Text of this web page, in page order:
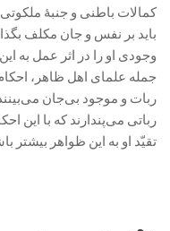
کمالات باطنی و جنبۀ
باید بر نفس و جان مکلف
وجودی او را در اثر عمل به
جمله علمای اهل ظاهر،
ربات و موجود بی‌جان
رباتی می‌پندارند که با این
تقیّد او به این ظواهر بیشتر